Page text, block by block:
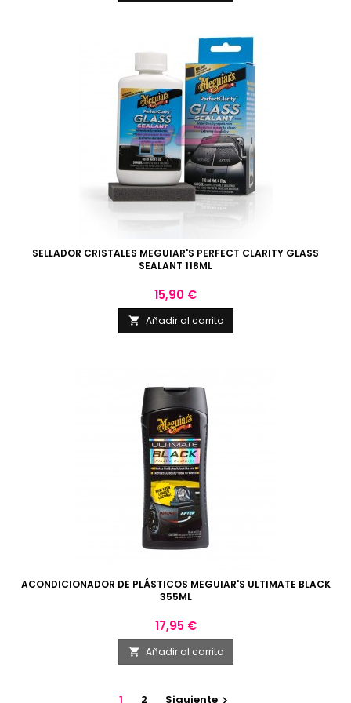
SELLADOR CRISTALES MEGUIAR'S PERFECT CLARITY GLASS
SEALANT 118ML
Precio
15,90 €
 Añadir al carrito
ACONDICIONADOR DE PLÁSTICOS MEGUIAR'S ULTIMATE BLACK
355ML
Precio
17,95 €
 Añadir al carrito
1 2 Siguiente